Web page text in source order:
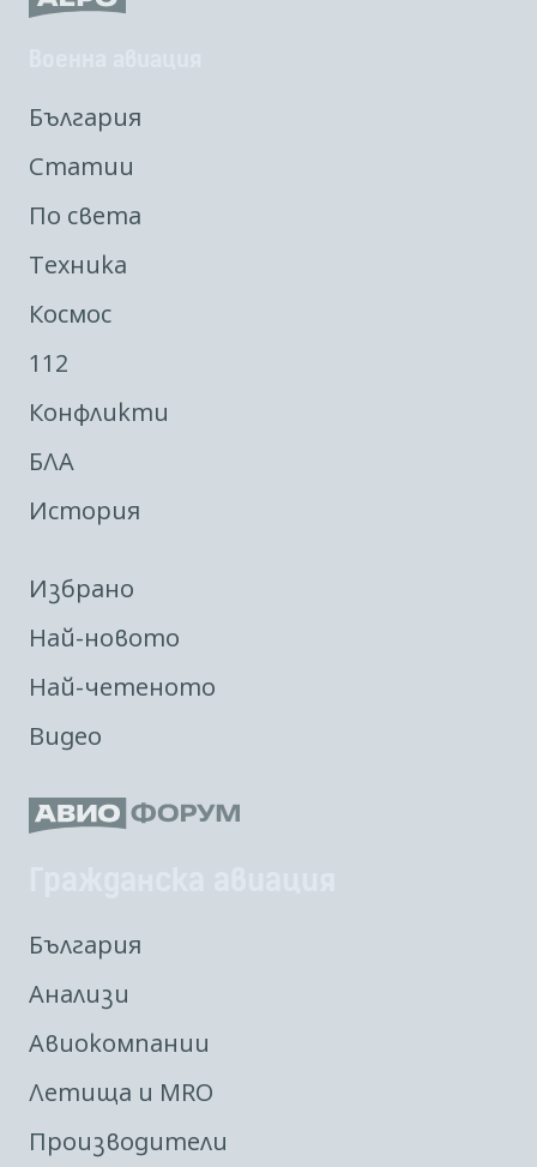
България
Статии
По света
Техника
Космос
112
Конфликти
БЛА
История
Избрано
Най-новото
Най-четеното
Видео
България
Анализи
Авиокомпании
Летища и MRO
Производители